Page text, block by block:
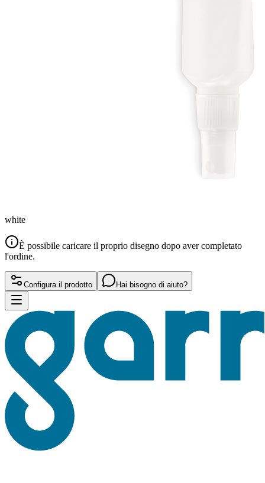
white
È possibile caricare il proprio disegno dopo aver completato
l'ordine.
Configura il prodotto Hai bisogno di aiuto?